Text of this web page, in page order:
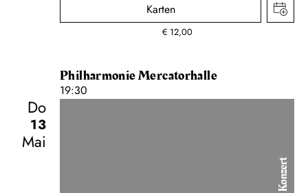
Karten
€ 12,00
Philharmonie Mercatorhalle
19:30
Do
13
Mai
Konzert